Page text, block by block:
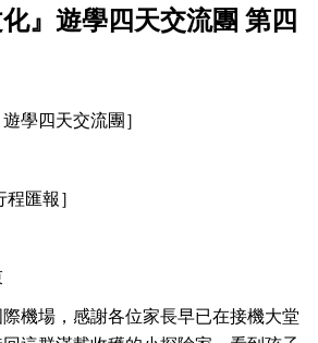
』遊學四天交流團 第四
學四天交流團］
匯報］
機場，感謝各位家長早已在接機大堂